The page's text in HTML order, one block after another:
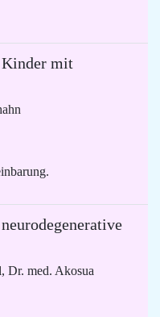
mit
Dr. med. Akosua